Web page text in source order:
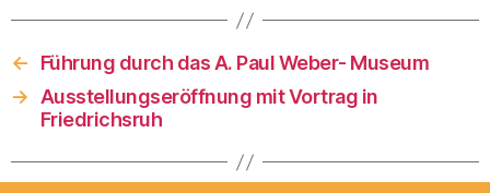
←
Führung durch das A. Paul Weber- Museum
→
Ausstellungseröffnung mit Vortrag in
Friedrichsruh